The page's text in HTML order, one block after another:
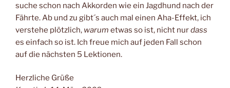
suche schon nach Akkorden wie ein Jagdhund nach der
Fährte. Ab und zu gibt´s auch mal einen Aha-Effekt, ich
verstehe plötzlich, warum etwas so ist, nicht nurdass
es einfach so ist. Ich freue mich auf jeden Fall schon
auf die nächsten 5 Lektionen.
Herzliche Grüße